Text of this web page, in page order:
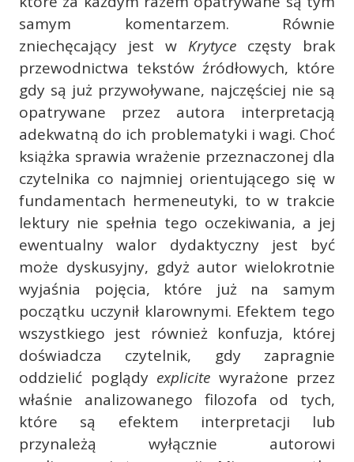
samym komentarzem. Równie
zniechęcający jest w Krytyce częsty brak
przewodnictwa tekstów źródłowych, które
gdy są już przywoływane, najczęściej nie są
opatrywane przez autora interpretacją
adekwatną do ich problematyki i wagi. Choć
książka sprawia wrażenie przeznaczonej dla
czytelnika co najmniej orientującego się w
fundamentach hermeneutyki, to w trakcie
lektury nie spełnia tego oczekiwania, a jej
ewentualny walor dydaktyczny jest być
może dyskusyjny, gdyż autor wielokrotnie
wyjaśnia pojęcia, które już na samym
początku uczynił klarownymi. Efektem tego
wszystkiego jest również konfuzja, której
doświadcza czytelnik, gdy zapragnie
oddzielić poglądy explicite wyrażone przez
właśnie analizowanego filozofa od tych,
które są efektem interpretacji lub
przynależą wyłącznie autorowi